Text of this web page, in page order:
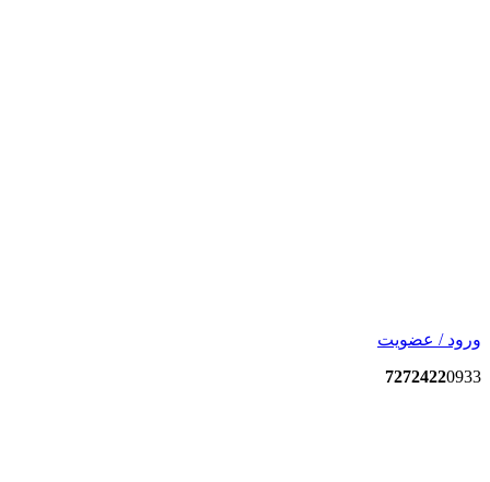
ورود / عضویت
72724220933